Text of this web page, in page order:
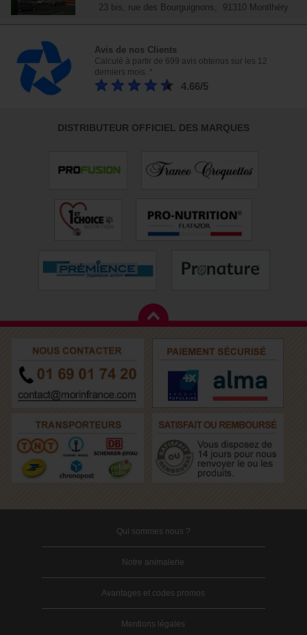
23 bis, rue des Bourguignons, 91310 Montlhéry
Avis de nos Clients
Calculé à partir de 699 avis obtenus sur les 12
derniers mois. *
4.66/5
DISTRIBUTEUR OFFICIEL DES MARQUES
Qui sommes nous ?
Notre animalerie
Avantages et codes promos
Mentions légales